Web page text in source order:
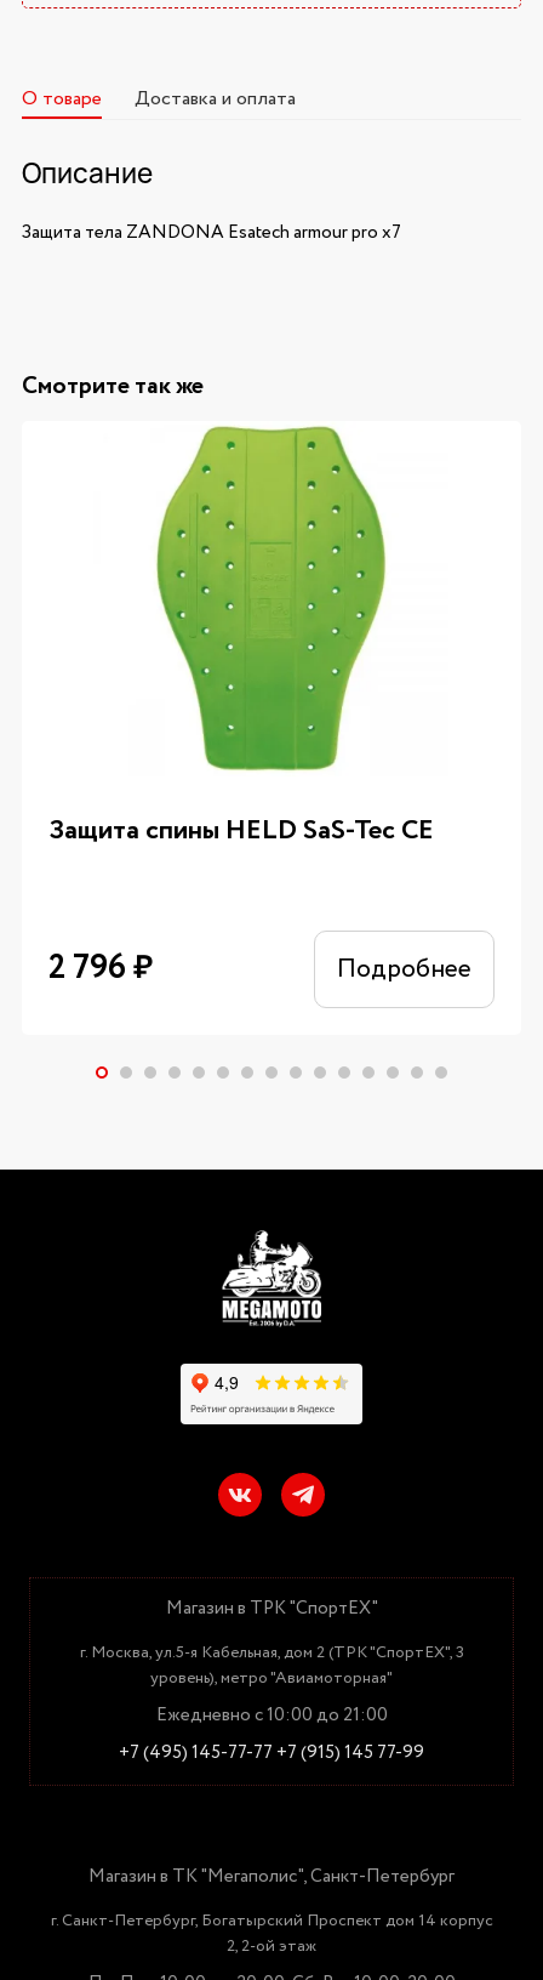
О товаре Доставка и оплата
Описание
Защита тела ZANDONA Esatech armour pro x7
Смотрите так же
Защита спины HELD SaS-Tec CE
2 796₽ Подробнее
Магазин в ТРК "СпортЕХ"
г. Москва, ул.5-я Кабельная, дом 2 (ТРК "СпортЕХ", 3
уровень), метро "Авиамоторная"
Ежедневно с 10:00 до 21:00
+7 (495) 145-77-77 +7 (915) 145 77-99
Магазин в ТК "Мегаполис", Санкт-Петербург
г. Санкт-Петербург, Богатырский Проспект дом 14 корпус
2, 2-ой этаж